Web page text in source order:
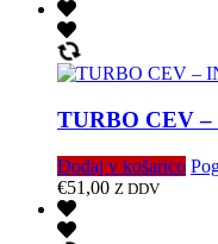
TURBO CEV –
Dodaj v košarico
€51,00 Z DDV